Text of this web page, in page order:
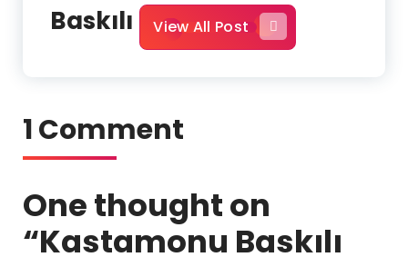
Baskılı View All Post
1 Comment
One thought on
“Kastamonu Baskılı